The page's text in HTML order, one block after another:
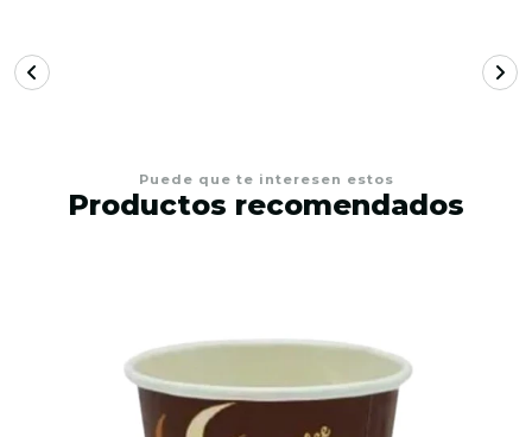
Puede que te interesen estos
Productos recomendados